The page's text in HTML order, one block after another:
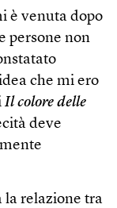
è venuta dopo
persone non
che mi ero
Il colore delle
deve
la relazione tra